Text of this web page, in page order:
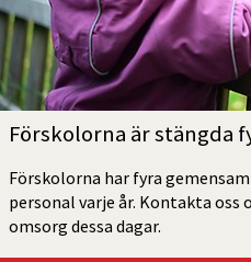
Förskolorna är stängda
Förskolorna har fyra
personal varje år. Kontakta oss
omsorg dessa dagar.